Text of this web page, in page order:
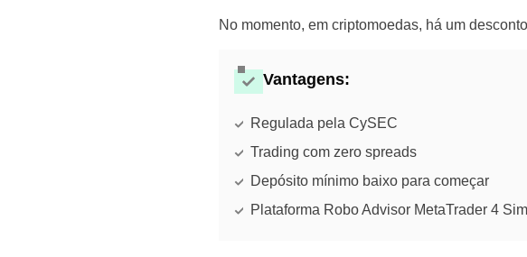
No momento, em criptomoedas, há um
Vantagens:
Regulada pela CySEC
Trading com zero spreads
Depósito mínimo baixo para começar
Plataforma Robo Advisor MetaTrader 4